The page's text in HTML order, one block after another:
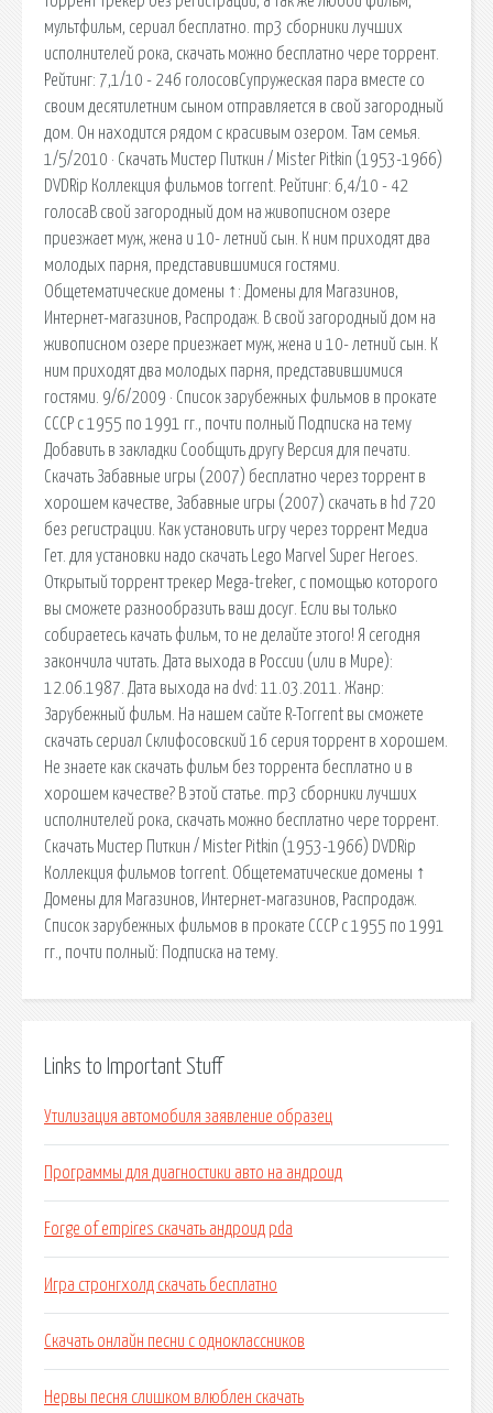
мультфильм, сериал бесплатно. mp3 сборники лучших
исполнителей рока, скачать можно бесплатно чере торрент.
Рейтинг: 7,1/10 - 246 голосовСупружеская пара вместе со
своим десятилетним сыном отправляется в свой загородный
дом. Он находится рядом с красивым озером. Там семья.
1/5/2010 · Скачать Мистер Питкин / Mister Pitkin (1953-1966)
DVDRip Коллекция фильмов torrent. Рейтинг: 6,4/10 - 42
голосаВ свой загородный дом на живописном озере
приезжает муж, жена и 10- летний сын. К ним приходят два
молодых парня, представившимися гостями.
Общетематические домены ↑: Домены для Магазинов,
Интернет-магазинов, Распродаж. В свой загородный дом на
живописном озере приезжает муж, жена и 10- летний сын. К
ним приходят два молодых парня, представившимися
гостями. 9/6/2009 · Список зарубежных фильмов в прокате
СССР с 1955 по 1991 гг., почти полный Подписка на тему
Добавить в закладки Сообщить другу Версия для печати.
Скачать Забавные игры (2007) бесплатно через торрент в
хорошем качестве, Забавные игры (2007) скачать в hd 720
без регистрации. Как установить игру через торрент Медиа
Гет. для установки надо скачать Lego Marvel Super Heroes.
Открытый торрент трекер Mega-treker, с помощью которого
вы сможете разнообразить ваш досуг. Если вы только
собираетесь качать фильм, то не делайте этого! Я сегодня
закончила читать. Дата выхода в России (или в Мире):
12.06.1987. Дата выхода на dvd: 11.03.2011. Жанр:
Зарубежный фильм. На нашем сайте R-Torrent вы сможете
скачать сериал Склифосовский 16 серия торрент в хорошем.
Не знаете как скачать фильм без торрента бесплатно и в
хорошем качестве? В этой статье. mp3 сборники лучших
исполнителей рока, скачать можно бесплатно чере торрент.
Скачать Мистер Питкин / Mister Pitkin (1953-1966) DVDRip
Коллекция фильмов torrent. Общетематические домены ↑
Домены для Магазинов, Интернет-магазинов, Распродаж.
Список зарубежных фильмов в прокате СССР с 1955 по 1991
гг., почти полный: Подписка на тему.
Links to Important Stuff
Утилизация автомобиля заявление образец
Программы для диагностики авто на андроид
Forge of empires скачать андроид pda
Игра стронгхолд скачать бесплатно
Скачать онлайн песни с одноклассников
Нервы песня слишком влюблен скачать